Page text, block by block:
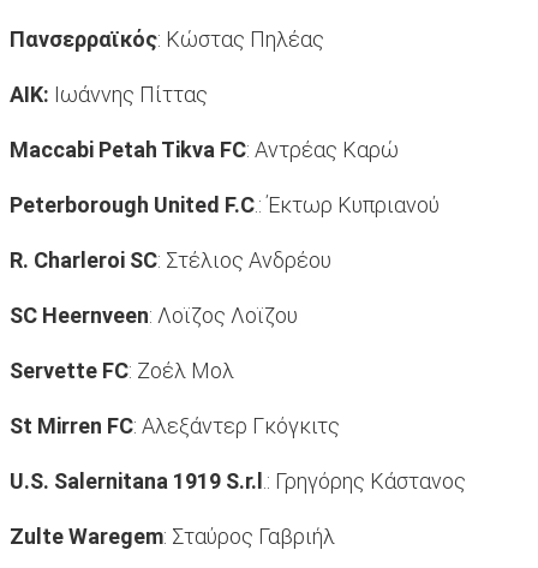
Πανσερραϊκός: Κώστας Πηλέας
ΑΙΚ: Ιωάννης Πίττας
Maccabi Petah Tikva FC: Αντρέας Καρώ
Peterborough United F.C.: Έκτωρ Κυπριανού
R. Charleroi SC: Στέλιος Ανδρέου
SC Heernveen: Λοϊζος Λοϊζου
Servette FC: Ζοέλ Μολ
St Mirren FC: Αλεξάντερ Γκόγκιτς
U.S. Salernitana 1919 S.r.l .: Γρηγόρης Κάστανος
Zulte Waregem: Σταύρος Γαβριήλ